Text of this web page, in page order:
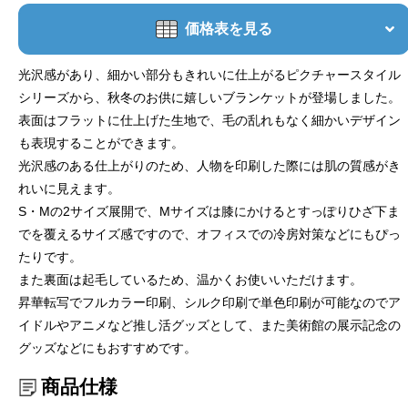
価格表を見る
光沢感があり、細かい部分もきれいに仕上がるピクチャースタイル
シリーズから、秋冬のお供に嬉しいブランケットが登場しました。
表面はフラットに仕上げた生地で、毛の乱れもなく細かいデザイン
も表現することができます。
光沢感のある仕上がりのため、人物を印刷した際には肌の質感がき
れいに見えます。
S・Mの2サイズ展開で、Mサイズは膝にかけるとすっぽりひざ下ま
でを覆えるサイズ感ですので、オフィスでの冷房対策などにもぴっ
たりです。
また裏面は起毛しているため、温かくお使いいただけます。
昇華転写でフルカラー印刷、シルク印刷で単色印刷が可能なのでア
イドルやアニメなど推し活グッズとして、また美術館の展示記念の
グッズなどにもおすすめです。
商品仕様